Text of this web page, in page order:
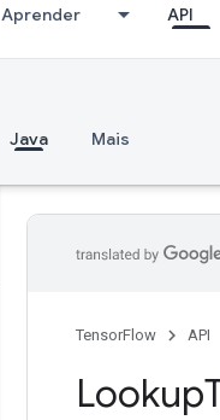
Aprender API
Java Mais
TensorFlow API
Lookup